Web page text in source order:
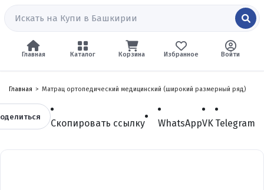
Главная Каталог Войти
Избранное
Корзина
Главная Матрац ортопедический медицинский (широкий размерный ряд)
Скопировать ссылку WhatsAppVK Telegram